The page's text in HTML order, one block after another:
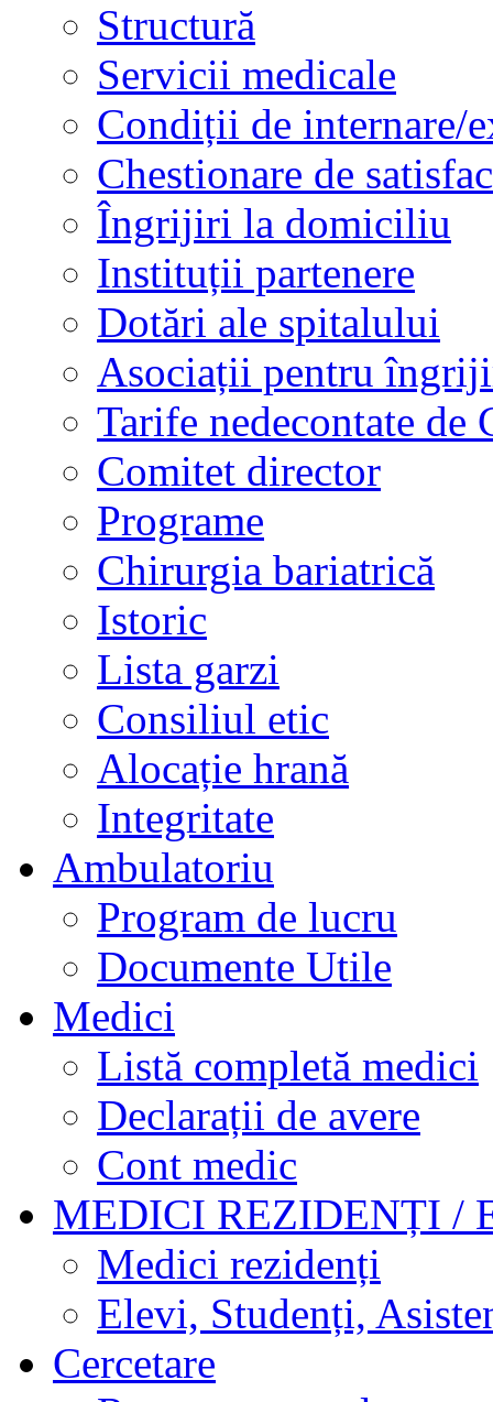
Structură
Servicii medicale
Condiții de internare/
Chestionare de
Îngrijiri la domiciliu
Instituții partenere
Dotări ale spitalului
Asociații pentru
Tarife nedecontate de
Comitet director
Programe
Chirurgia bariatrică
Istoric
Lista garzi
Consiliul etic
Alocație hrană
Integritate
Ambulatoriu
Program de lucru
Documente Utile
Medici
Listă completă medici
Declarații de avere
Cont medic
MEDICI REZIDENȚI /
Medici rezidenți
Elevi, Studenți,
Cercetare